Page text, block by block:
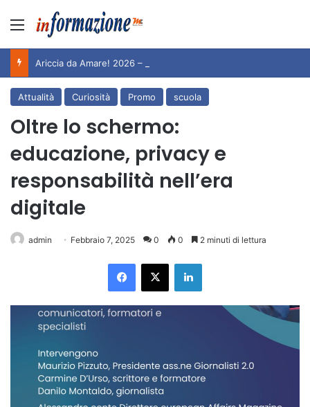
Menu
Attualità Curiosità Promo scuola
Oltre lo schermo:
educazione, privacy e
responsabilità nell’era
digitale
admin Febbraio 7, 2025 0 0 2 minuti di lettura
Facebook
X LinkedIn